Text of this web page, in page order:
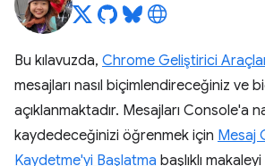
Bu kılavuzda, Chrome Geliştirici
mesajları nasıl biçimlendireceğiniz ve
açıklanmaktadır. Mesajları Console'a
kaydedeceğinizi öğrenmek için Mesaj
Kaydetme'yi Başlatma başlıklı